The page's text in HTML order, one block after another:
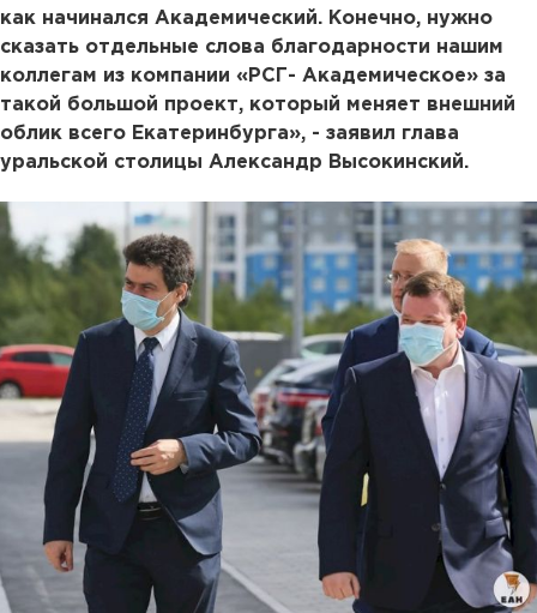
как начинался Академический. Конечно, нужно
сказать отдельные слова благодарности нашим
коллегам из компании «РСГ- Академическое» за
такой большой проект, который меняет внешний
облик всего Екатеринбурга», - заявил глава
уральской столицы Александр Высокинский.